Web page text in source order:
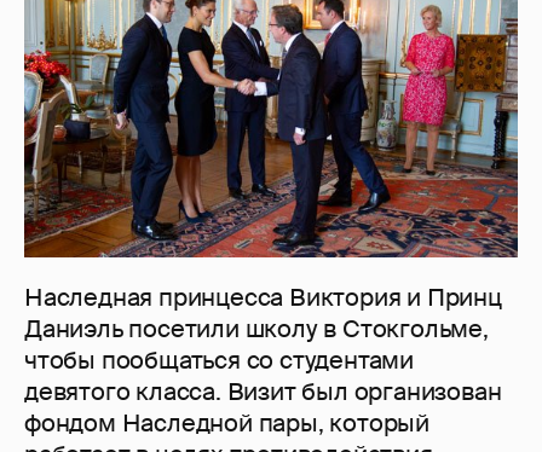
Наследная принцесса Виктория и Принц
Даниэль посетили школу в Стокгольме,
чтобы пообщаться со студентами
девятого класса. Визит был организован
фондом Наследной пары, который